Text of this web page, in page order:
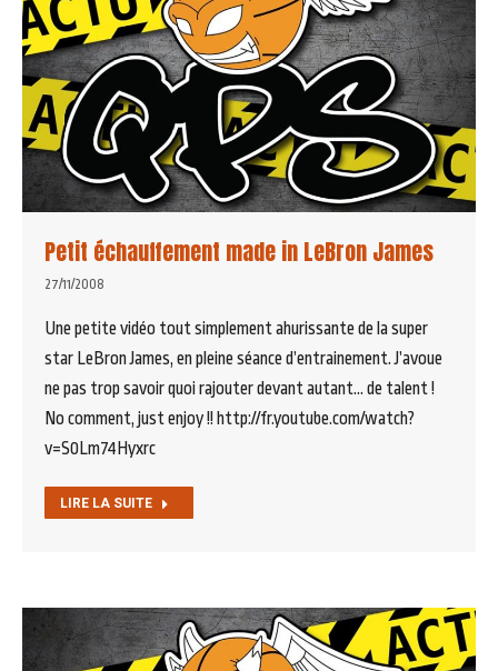
Petit échauffement made in LeBron James
27/11/2008
Une petite vidéo tout simplement ahurissante de la super
star LeBron James, en pleine séance d’entrainement. J’avoue
ne pas trop savoir quoi rajouter devant autant… de talent !
No comment, just enjoy !! http://fr.youtube.com/watch?
v=S0Lm74Hyxrc
LIRE LA SUITE